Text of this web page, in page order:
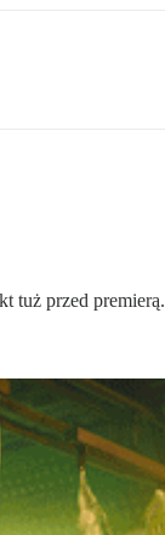
tuż przed